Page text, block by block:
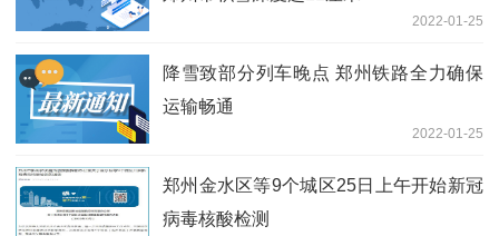
2022-01-25
降雪致部分列车晚点 郑州铁路全力确保
运输畅通
2022-01-25
郑州金水区等9个城区25日上午开始新冠
病毒核酸检测